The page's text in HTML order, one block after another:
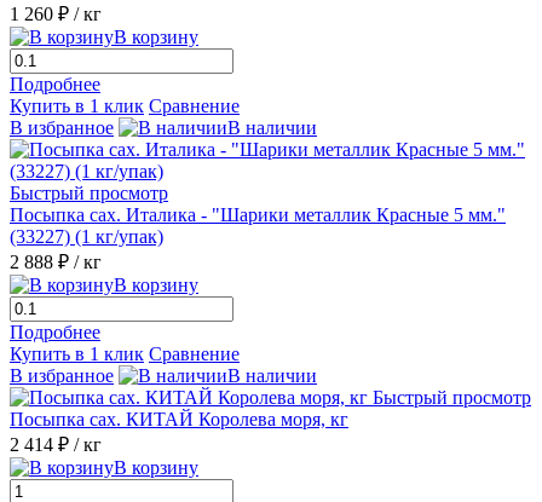
1 260 ₽ / кг
В корзину
Подробнее
Купить в 1 клик Сравнение
В избранное
В наличии
Быстрый просмотр
Посыпка сах. Италика - "Шарики металлик Красные 5 мм."
(33227) (1 кг/упак)
2 888 ₽ / кг
В корзину
Подробнее
Купить в 1 клик Сравнение
В избранное
В наличии
Быстрый просмотр
Посыпка сах. КИТАЙ Королева моря, кг
2 414 ₽ / кг
В корзину